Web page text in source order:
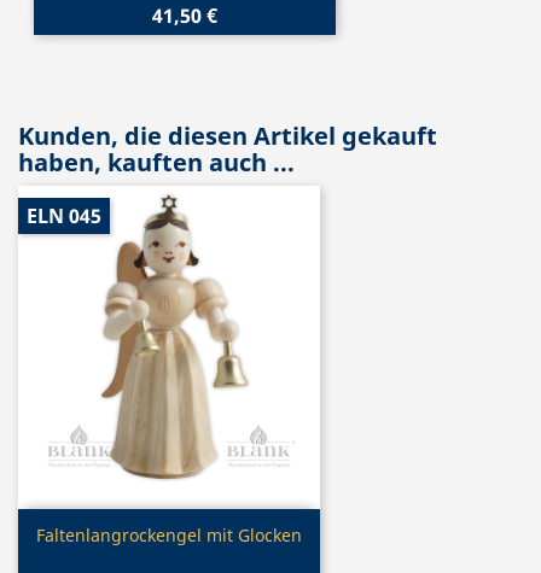
41,50 €
Kunden, die diesen Artikel gekauft
haben, kauften auch ...
Vorschau
Faltenlangrockengel mit Glocken
ELN 045